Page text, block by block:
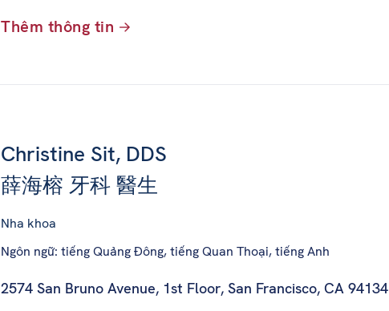
Thêm thông tin
Christine Sit, DDS
薛海榕 牙科 醫生
Nha khoa
Ngôn ngữ: tiếng Quảng Đông, tiếng Quan Thoại, tiếng Anh
2574 San Bruno Avenue, 1st Floor, San Francisco, CA 94134